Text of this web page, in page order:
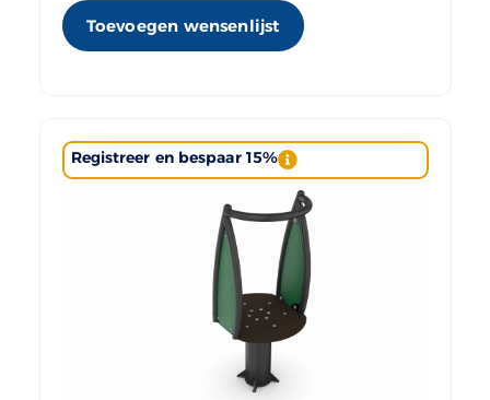
Toevoegen wensenlijst
Registreer en bespaar 15%